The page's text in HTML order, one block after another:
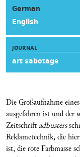
German
English
JOURNAL
art sabotage
Die Großaufnahme
ausgefahren ist und der
Zeitschrift adbusters
Reklametechnik, die
ist, die rote Farbmasse